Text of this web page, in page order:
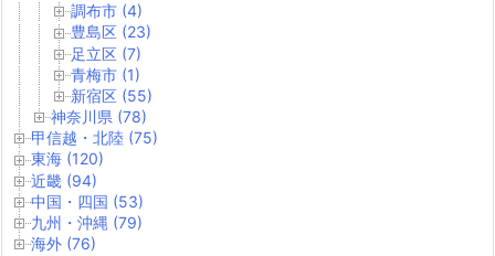
調布市 (4)
豊島区 (23)
足立区 (7)
青梅市 (1)
新宿区 (55)
神奈川県 (78)
甲信越・北陸 (75)
東海 (120)
近畿 (94)
中国・四国 (53)
九州・沖縄 (79)
海外 (76)